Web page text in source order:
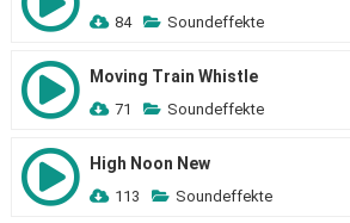
84 Soundeffekte
Moving Train Whistle
71 Soundeffekte
High Noon New
113 Soundeffekte